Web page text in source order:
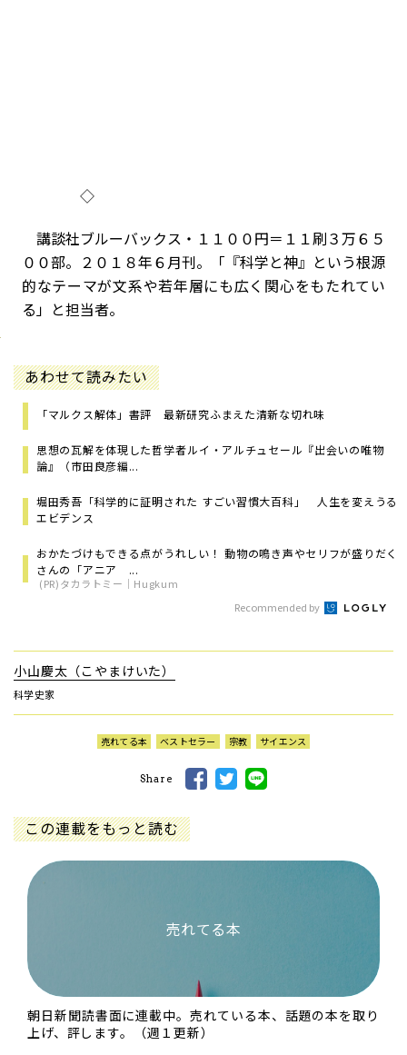
◇
講談社ブルーバックス・１１００円＝１１刷３万６５
００部。２０１８年６月刊。「『科学と神』という根源
的なテーマが文系や若年層にも広く関心をもたれてい
る」と担当者。
あわせて読みたい
「マルクス解体」書評 最新研究ふまえた清新な切れ味
思想の瓦解を体現した哲学者――ルイ・アルチュセール『出会いの唯物
論』（市田良彦編...
堀田秀吾「科学的に証明された すごい習慣大百科」 人生を変えうる
エビデンス
おかたづけもできる点がうれしい！ 動物の鳴き声やセリフが盛りだく
さんの「アニア ...
(PR)タカラトミー｜Hugkum
Recommended by
小山慶太（こやまけいた）
科学史家
売れてる本 ベストセラー 宗教 サイエンス
Share
この連載をもっと読む
売れてる本
朝日新聞読書面に連載中。売れている本、話題の本を取り
上げ、評します。（週１更新）